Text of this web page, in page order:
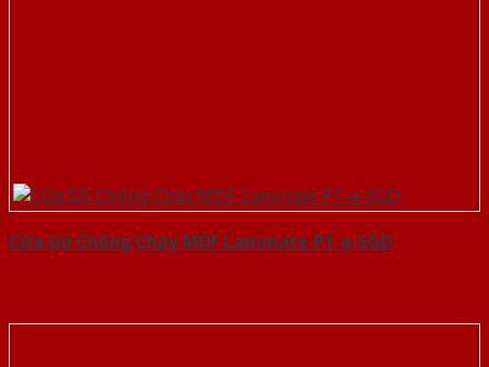
Cửa Gỗ Chống Cháy MDF Laminate P1-a-SGD